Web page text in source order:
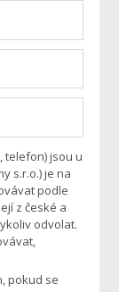
telefon) jsou u
s.r.o.) je na
podle
z české a
odvolat.
pokud se